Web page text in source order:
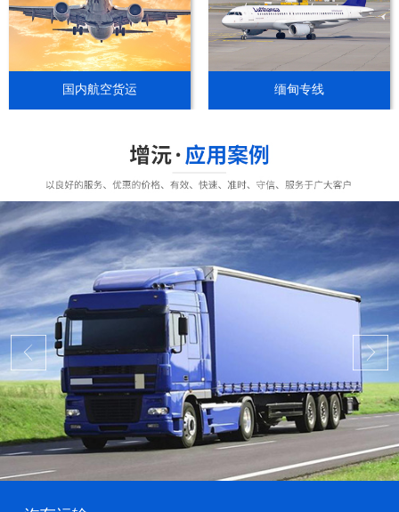
国内航空货运 缅甸专线